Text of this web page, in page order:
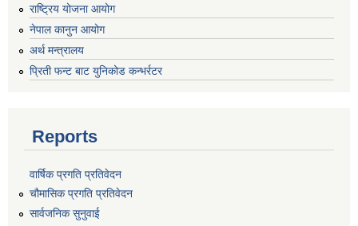
राष्ट्रिय योजना आयोग
नेपाल कानुन आयोग
अर्थ मन्त्रालय
प्रिती फन्ट बाट युनिकोड कन्भर्रटर
Reports
वार्षिक प्रगति प्रतिवेदन
चौमासिक प्रगति प्रतिवेदन
सार्वजनिक सुनुवाई